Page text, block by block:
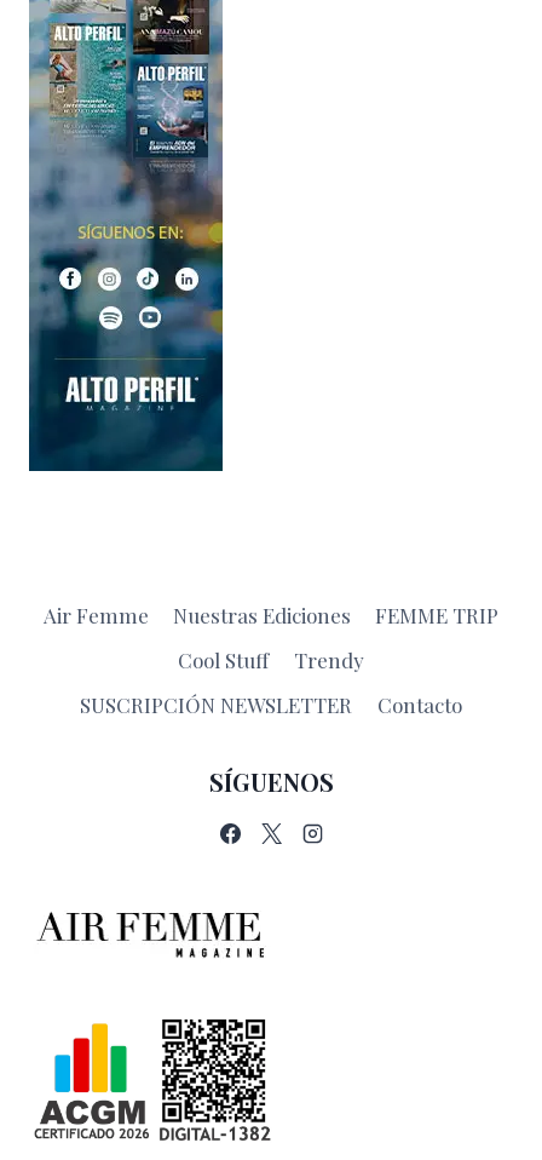
Air Femme Nuestras Ediciones
FEMME TRIP
Cool Stuff
Trendy
SUSCRIPCIÓN NEWSLETTER
Contacto
SÍGUENOS